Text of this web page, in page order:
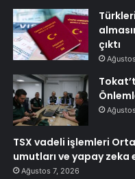
çıktı
TSX vadeli işlemleri
umutları ve yapay zeka
Ağustos 7, 2026